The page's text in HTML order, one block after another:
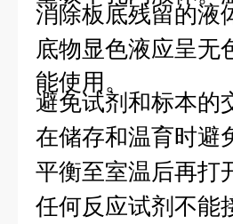
消除板底残留的液
底物显色液应呈无
能使用。
避免试剂和标本的
在储存和温育时避
平衡至室温后再打
任何反应试剂不能